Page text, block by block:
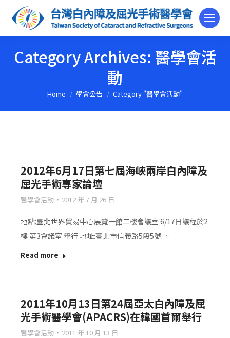
Category Archives: 醫學會活
動
You are here:
Home 學會公告 Category "醫學會活動"
2012年6月17日第七屆海峽兩岸白內障及
屈光手術專家論壇
醫學會活動 2012 年 7 月 26 日
地點:臺北世界貿易中心展覽一館二樓會議室 6/17日議程於2
樓 第3會議室 舉行 地址:臺北市信義路5段5號 …
Read more
2011年10月13日第24屆亞太白內障及屈
光手術醫學會(APACRS)在韓國首爾舉行
醫學會活動 2011 年 10 月 13 日